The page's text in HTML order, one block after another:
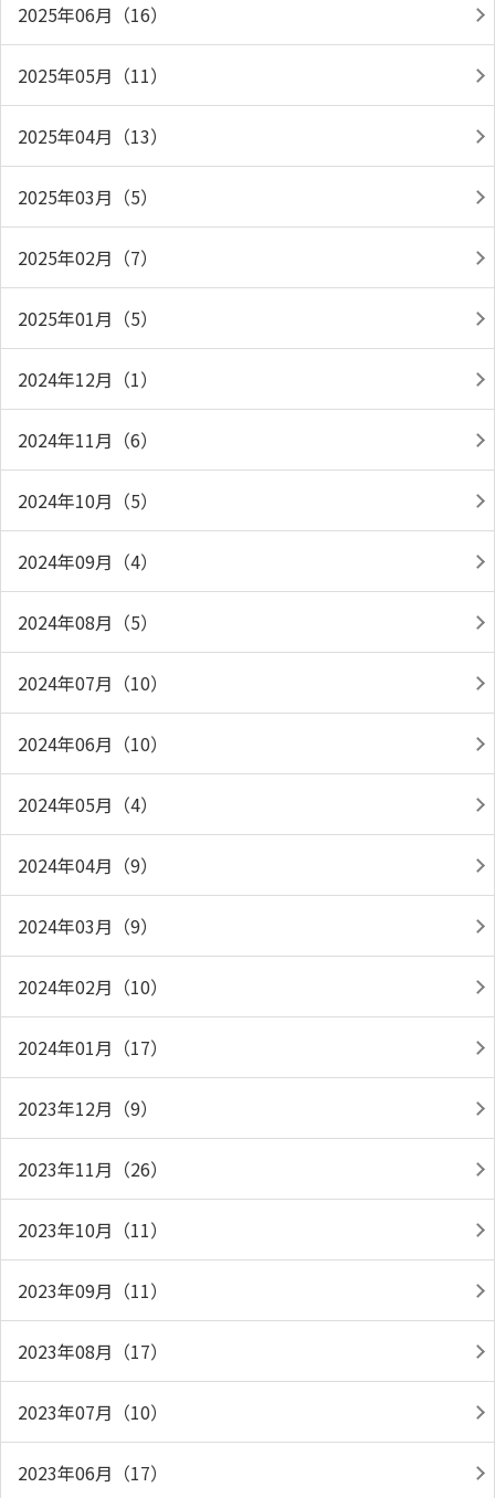
2025年06月（16）
2025年05月（11）
2025年04月（13）
2025年03月（5）
2025年02月（7）
2025年01月（5）
2024年12月（1）
2024年11月（6）
2024年10月（5）
2024年09月（4）
2024年08月（5）
2024年07月（10）
2024年06月（10）
2024年05月（4）
2024年04月（9）
2024年03月（9）
2024年02月（10）
2024年01月（17）
2023年12月（9）
2023年11月（26）
2023年10月（11）
2023年09月（11）
2023年08月（17）
2023年07月（10）
2023年06月（17）